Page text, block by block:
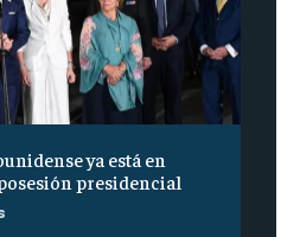
ya está en
presidencial